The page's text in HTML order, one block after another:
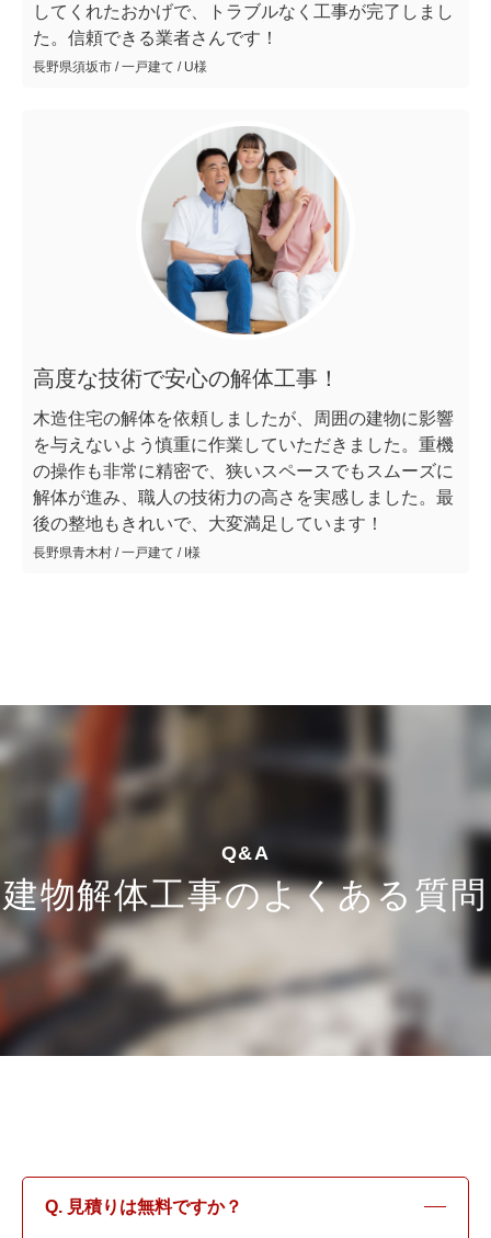
してくれたおかげで、トラブルなく工事が完了しまし
た。信頼できる業者さんです！
長野県須坂市 / 一戸建て / U様
高度な技術で安心の解体工事！
木造住宅の解体を依頼しましたが、周囲の建物に影響
を与えないよう慎重に作業していただきました。重機
の操作も非常に精密で、狭いスペースでもスムーズに
解体が進み、職人の技術力の高さを実感しました。最
後の整地もきれいで、大変満足しています！
長野県青木村 / 一戸建て / I様
Q&A
建物解体工事のよくある質問
Q. 見積りは無料ですか？